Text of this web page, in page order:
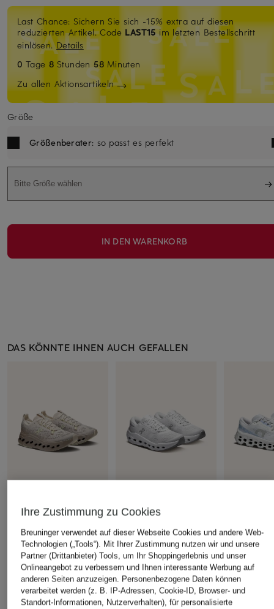
Last Chance: Sichern Sie sich -15% extra auf diesen
reduzierten Artikel. Code LAST15im letzten Bestellschritt
einlösen.Details
0 Tage8 Stunden 58 Minuten
Zu allen Aktionsartikeln
Größe
Größenberater: so passt es perfekt
Bitte Größe wählen
IN DEN WARENKORB
DAS KÖNNTE IHNEN AUCH GEFALLEN
+Aktionsrabatt
Laufschuhe
CLOUDSURFER MAX
149,99 €
Bestpreis:127,49 €
+Aktionsrabatt
On
Laufschuhe
CLOUDRUNNER 3
135,99 €
Bestpreis:115,59 €
On
Laufschuhe
144,99 €
Bestpreis:
Ihre Zustimmung zu Cookies
Breuninger verwendet auf dieser Webseite Cookies und andere Web-
Technologien („Tools“). Mit Ihrer Zustimmung nutzen wir und unsere
Partner (Drittanbieter) Tools, um Ihr Shoppingerlebnis und unser
Onlineangebot zu verbessern und Ihnen interessante Werbung auf
anderen Seiten anzuzeigen. Personenbezogene Daten können
verarbeitet werden (z. B. IP-Adressen, Cookie-ID, Browser- und
Standort-Informationen, Nutzerverhalten), für personalisierte